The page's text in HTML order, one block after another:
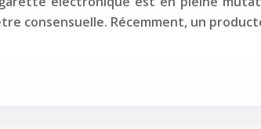
consensuelle. Récemment, un